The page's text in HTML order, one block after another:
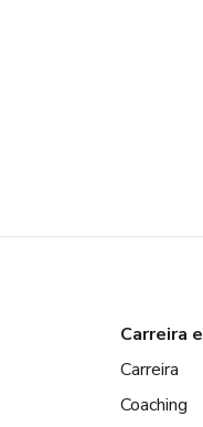
Carreira
Carreira
Coaching